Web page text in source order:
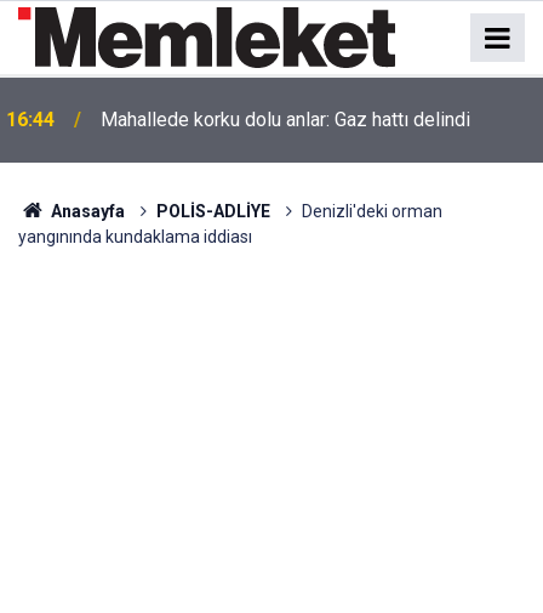
16:44 Mahallede korku dolu anlar: Gaz hattı delindi
Anasayfa POLİS-ADLİYE
Denizli'deki orman
yangınında kundaklama iddiası